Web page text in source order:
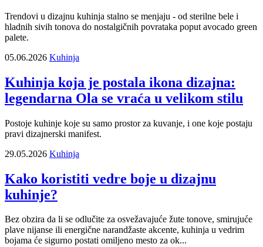
Trendovi u dizajnu kuhinja stalno se menjaju - od sterilne bele i
hladnih sivih tonova do nostalgičnih povrataka poput avocado green
palete.
05.06.2026 Kuhinja
Kuhinja koja je postala ikona dizajna:
legendarna Ola se vraća u velikom stilu
Postoje kuhinje koje su samo prostor za kuvanje, i one koje postaju
pravi dizajnerski manifest.
29.05.2026 Kuhinja
Kako koristiti vedre boje u dizajnu
kuhinje?
Bez obzira da li se odlučite za osvežavajuće žute tonove, smirujuće
plave nijanse ili energične narandžaste akcente, kuhinja u vedrim
bojama će sigurno postati omiljeno mesto za ok...